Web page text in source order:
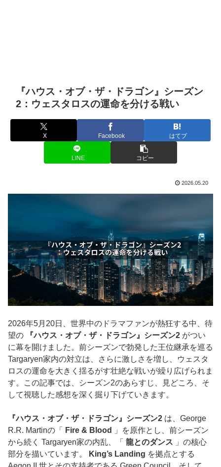
『ハウス・オブ・ザ・ドラゴン』シーズン
2：ウェスタロスの運命を分ける戦い
X Facebook はてブ
LINE コピー
2026.05.20
2026年5月20日、世界中のドラマファンが熱狂する中、待
望の
『ハウス・オブ・ザ・ドラゴン』シーズン2 がつい
に幕を開けました。前シーズンで勃発した王位継承を巡る
Targaryen家内の対立は、さらに激しさを増し、ウェスタ
ロスの運命を大きく揺るがす壮絶な戦いが繰り広げられま
す。この記事では、シーズン2のあらすじ、見どころ、そ
して視聴した感想を深く掘り下げていきます。
『ハウス・オブ・ザ・ドラゴン』シーズン2 は、George
R.R. Martinの「
Fire & Blood
」を原作とし、前シーズン
から続く Targaryen家の内乱、「 龍とのダンス 」の核心
部分を描いています。
King’s Landing を拠点とする